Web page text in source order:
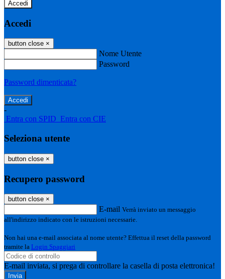
Accedi
Accedi
button close ×
Nome Utente
Password
Password dimenticata?
-
Entra con SPID Entra con CIE
Seleziona utente
button close ×
Recupero password
button close ×
E-mail Verrà inviato un messaggio
all'indirizzo indicato con le istruzioni necessarie.
Non hai una e-mail associata al nome utente? Effettua il reset della password
tramite la Login Spaggiari
E-mail inviata, si prega di controllare la casella di posta elettronica!